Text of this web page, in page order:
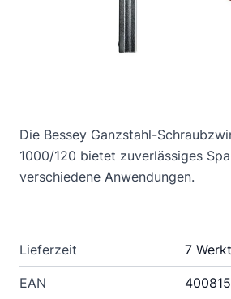
Die Bessey Ganzstahl-
1000/120 bietet zuverlässiges
verschiedene Anwendungen.
Lieferzeit 7
EAN